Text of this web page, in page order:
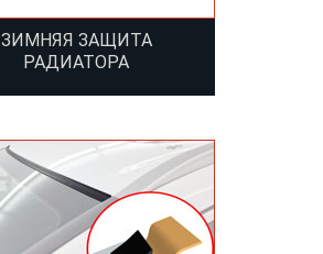
ЗИМНЯЯ ЗАЩИТА
РАДИАТОРА